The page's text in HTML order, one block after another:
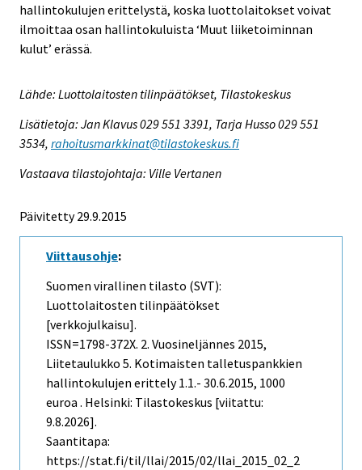
hallintokulujen erittelystä, koska luottolaitokset voivat
ilmoittaa osan hallintokuluista ‘Muut liiketoiminnan
kulut’ erässä.
Lähde: Luottolaitosten tilinpäätökset, Tilastokeskus
Lisätietoja: Jan Klavus 029 551 3391, Tarja Husso 029 551
3534, rahoitusmarkkinat@tilastokeskus.fi
Vastaava tilastojohtaja: Ville Vertanen
Päivitetty 29.9.2015
Viittausohje:
Suomen virallinen tilasto (SVT):
Luottolaitosten tilinpäätökset
[verkkojulkaisu].
ISSN=1798-372X. 2. Vuosineljännes 2015,
Liitetaulukko 5. Kotimaisten talletuspankkien
hallintokulujen erittely 1.1.- 30.6.2015, 1000
euroa . Helsinki: Tilastokeskus [viitattu:
9.8.2026].
Saantitapa:
https://stat.fi/til/llai/2015/02/llai_2015_02_2